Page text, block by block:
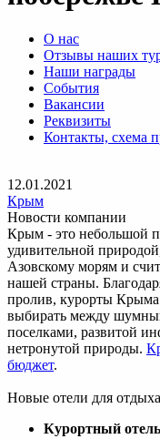
О нас
Отзывы наших
Наши награды
События
Вакансии
Реквизиты
Контакты, схема
12.01.2021
Крым
Новости компании
Крым - это небольшой
удивительной
Азовскому морям и
нашей страны.
пролив, курорты
выбирать между
поселками, развитой
нетронутой природы.
бюджет.
Новые отели для
Курортный